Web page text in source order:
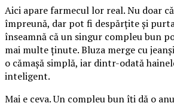
Aici apare farmecul lor real. Nu doar
împreună, dar pot fi despărțite și
înseamnă că un singur compleu bun
mai multe ținute. Bluza merge cu
o cămașă simplă, iar dintr-odată
inteligent.
Mai e ceva. Un compleu bun îți dă o